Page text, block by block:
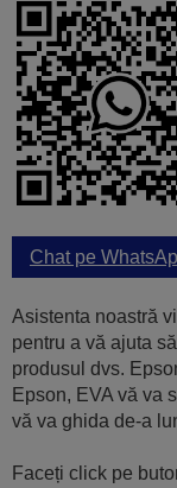
Chat pe
Asistenta noastră
pentru a vă ajuta
produsul dvs.
Epson, EVA vă va
vă va ghida de-a
Faceți click pe